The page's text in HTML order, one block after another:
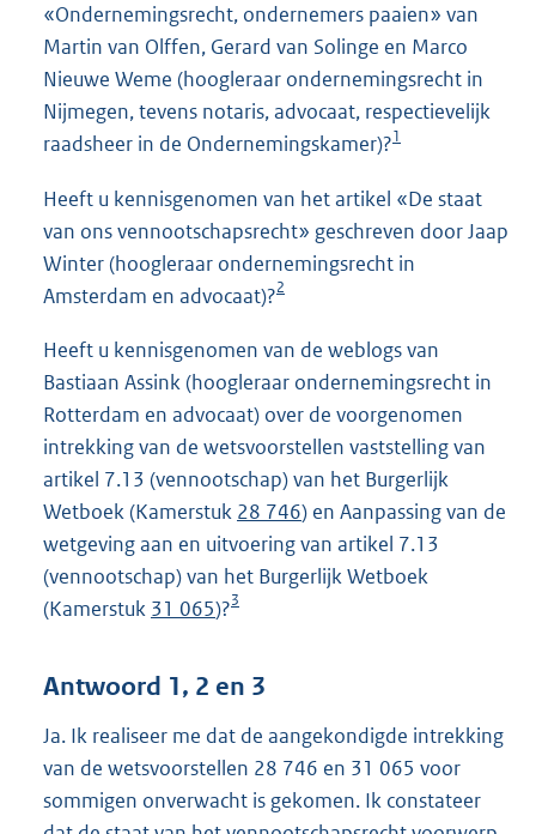
«Ondernemingsrecht, ondernemers paaien» van
Martin van Olffen, Gerard van Solinge en Marco
Nieuwe Weme (hoogleraar ondernemingsrecht in
Nijmegen, tevens notaris, advocaat, respectievelijk
raadsheer in de Ondernemingskamer)?1
Heeft u kennisgenomen van het artikel «De staat
van ons vennootschapsrecht» geschreven door Jaap
Winter (hoogleraar ondernemingsrecht in
Amsterdam en advocaat)?2
Heeft u kennisgenomen van de weblogs van
Bastiaan Assink (hoogleraar ondernemingsrecht in
Rotterdam en advocaat) over de voorgenomen
intrekking van de wetsvoorstellen vaststelling van
artikel 7.13 (vennootschap) van het Burgerlijk
Wetboek (Kamerstuk 28 746) en Aanpassing van de
wetgeving aan en uitvoering van artikel 7.13
(vennootschap) van het Burgerlijk Wetboek
(Kamerstuk 31 065)?3
Antwoord 1, 2 en 3
Ja. Ik realiseer me dat de aangekondigde intrekking
van de wetsvoorstellen 28 746 en 31 065 voor
sommigen onverwacht is gekomen. Ik constateer